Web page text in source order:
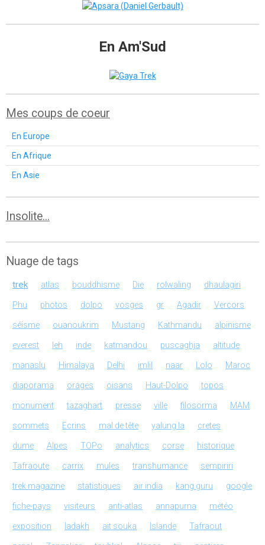
En Am'Sud
Mes coups de coeur
En Europe
En Afrique
En Asie
Insolite...
Nuage de tags
trek atlas bouddhisme Die rolwaling dhaulagiri
Phu photos dolpo vosges gr Agadir Vercors
séisme ouanoukrim Mustang Kathmandu alpinisme
everest leh inde katmandou puscaghja altitude
manaslu Himalaya Delhi imlil naar Lolo Maroc
diaporama orages oisans Haut-Dolpo topos
monument tazaghart presse ville filosorma MAM
sommets Ecrins mal de tête yalung la cretes
dume Alpes TOPo analytics corse historique
Tafraoute carrix mules transhumance sempiriri
trek magazine statistiques air india kang guru google
fiche-pays visiteurs anti-atlas annapurna météo
exposition ladakh ait souka Islande Tafraout